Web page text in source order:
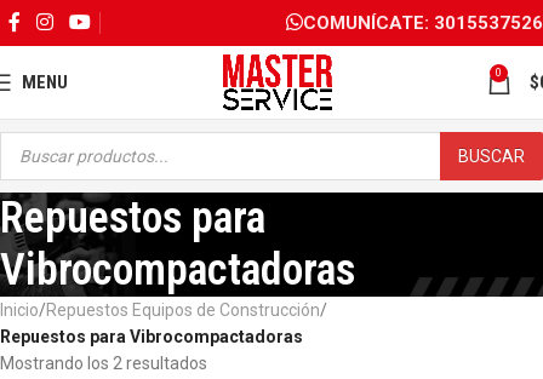
COMUNÍCATE: 3015537526
MENU 0 $
BUSCAR
Repuestos para
Vibrocompactadoras
Inicio Repuestos Equipos de Construcción
Repuestos para Vibrocompactadoras
Mostrando los 2 resultados